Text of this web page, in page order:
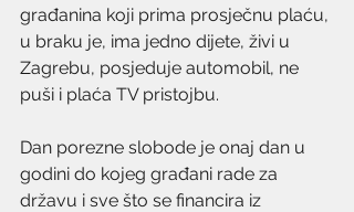
građanina koji prima prosječnu plaću,
u braku je, ima jedno dijete, živi u
Zagrebu, posjeduje automobil, ne
puši i plaća TV pristojbu.
Dan porezne slobode je onaj dan u
godini do kojeg građani rade za
državu i sve što se financira iz